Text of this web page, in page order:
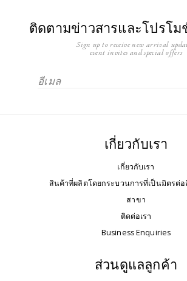
ติดตามข่าวสารและโปรโม
Sign up to receive new arrival
event invites and special offers
เกี่ยวกับเรา
เกี่ยวกับเรา
สินค้าที่ผลิตโดยกระบวนการที่เป็นมิตรต่
สาขา
ติดต่อเรา
Business Enquiries
ส่วนดูแลลูกค้า